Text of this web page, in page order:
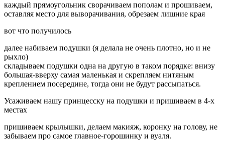
каждый прямоугольник сворачиваем пополам и прошиваем,
оставляя место для выворачивания, обрезаем лишние края
вот что получилось
далее набиваем подушки (я делала не очень плотно, но и не
рыхло)
складываем подушки одна на другую в таком порядке: внизу
большая-вверху самая маленькая и скрепляем нитяным
креплением посередине, тогда они не будут рассыпаться.
Усаживаем нашу принцесску на подушки и пришиваем в 4-х
местах
пришиваем крылышки, делаем макияж, коронку на голову, не
забываем про самое главное-горошинку и вуаля.